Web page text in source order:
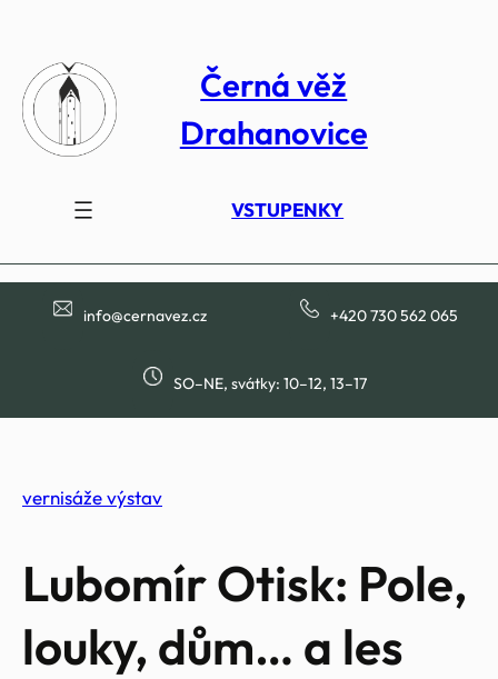
obsah
Černá věž
Drahanovice
VSTUPENKY
info@cernavez.cz +420 730 562 065
SO–NE, svátky: 10–12, 13–17
vernisáže výstav
Lubomír Otisk: Pole,
louky, dům… a les